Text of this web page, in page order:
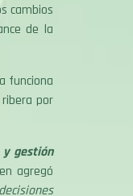
cambios
de la
funciona
por
y gestión
agregó